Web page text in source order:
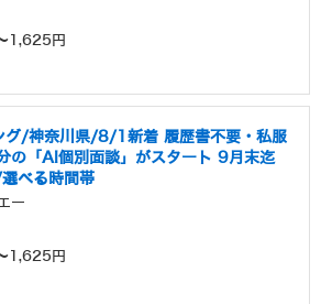
1,625円
グ/神奈川県/8/1新着 履歴書不要・私服
の「AI個別面談」がスタート 9月末迄
べる時間帯
ー
1,625円